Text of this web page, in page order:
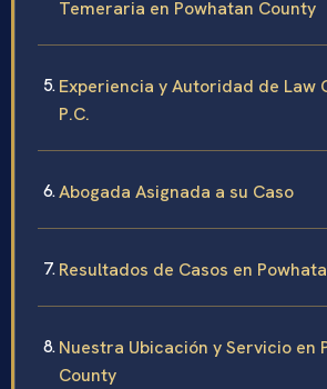
Temeraria en Powhatan County
Experiencia y Autoridad de Law
P.C.
Abogada Asignada a su Caso
Resultados de Casos en
Nuestra Ubicación y Servicio en
County